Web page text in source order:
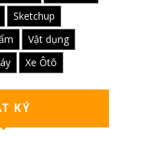
Sketchup
Vật dụng
Xe Ôtô
KÝ